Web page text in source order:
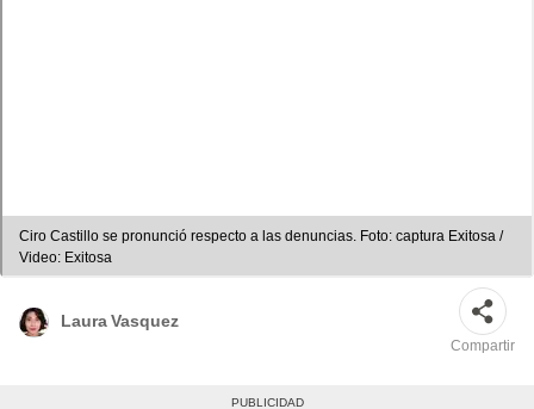
Ciro Castillo se pronunció respecto a las denuncias. Foto: captura Exitosa /
Video: Exitosa
Laura Vasquez
Compartir